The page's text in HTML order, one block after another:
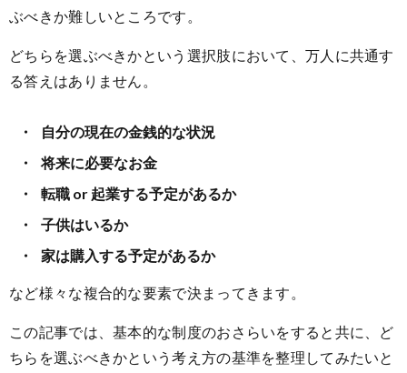
ぶべきか難しいところです。
どちらを選ぶべきかという選択肢において、万人に共通す
る答えはありません。
自分の現在の金銭的な状況
将来に必要なお金
転職 or 起業する予定があるか
子供はいるか
家は購入する予定があるか
など様々な複合的な要素で決まってきます。
この記事では、基本的な制度のおさらいをすると共に、ど
ちらを選ぶべきかという考え方の基準を整理してみたいと